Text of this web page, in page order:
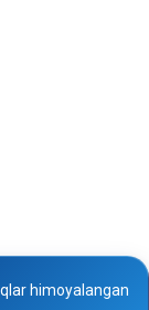
himoyalangan